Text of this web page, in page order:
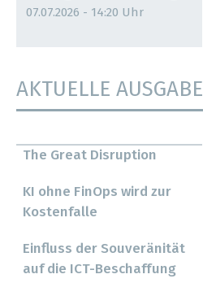
07.07.2026 - 14:20 Uhr
AKTUELLE AUSGABE
The Great Disruption
KI ohne FinOps wird zur
Kostenfalle
Einfluss der Souveränität
auf die ICT-Beschaffung